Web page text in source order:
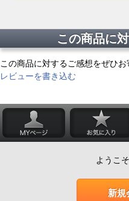
この商品に
この商品に対するご感想をぜひお
レビューを書き込む
ようこ
新規